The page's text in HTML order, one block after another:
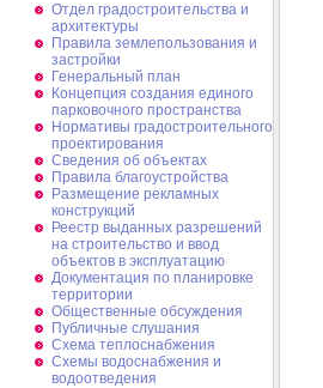
Отдел градостроительства и
архитектуры
Правила землепользования и
застройки
Генеральный план
Концепция создания единого
парковочного пространства
Нормативы градостроительного
проектирования
Сведения об объектах
Правила благоустройства
Размещение рекламных
конструкций
Реестр выданных разрешений
на строительство и ввод
объектов в эксплуатацию
Документация по планировке
территории
Общественные обсуждения
Публичные слушания
Схема теплоснабжения
Схемы водоснабжения и
водоотведения